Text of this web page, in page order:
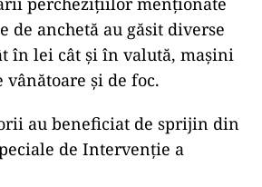
de anchetă au găsit diverse
în lei cât și în valută, mașini
vânătoare și de foc.
au beneficiat de sprijin din
de Intervenție a